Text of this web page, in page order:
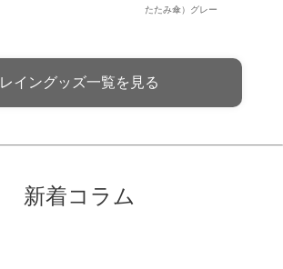
たたみ傘）グレー
レイングッズ一覧を見る
新着コラム